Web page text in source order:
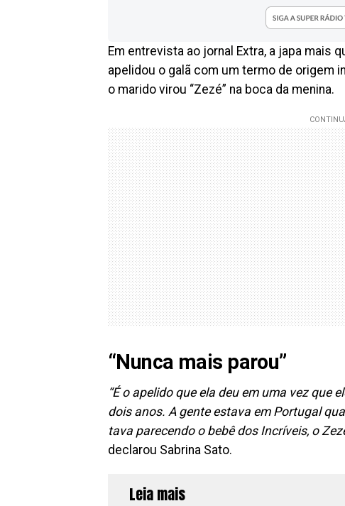
Em entrevista ao jornal Extra, a japa mais
apelidou o galã com um termo de origem
o marido virou “Zezé” na boca da menina.
“Nunca mais parou”
“É o apelido que ela deu em uma vez que
dois anos. A gente estava em Portugal
tava parecendo o bebê dos Incríveis, o
declarou Sabrina Sato.
Leia mais